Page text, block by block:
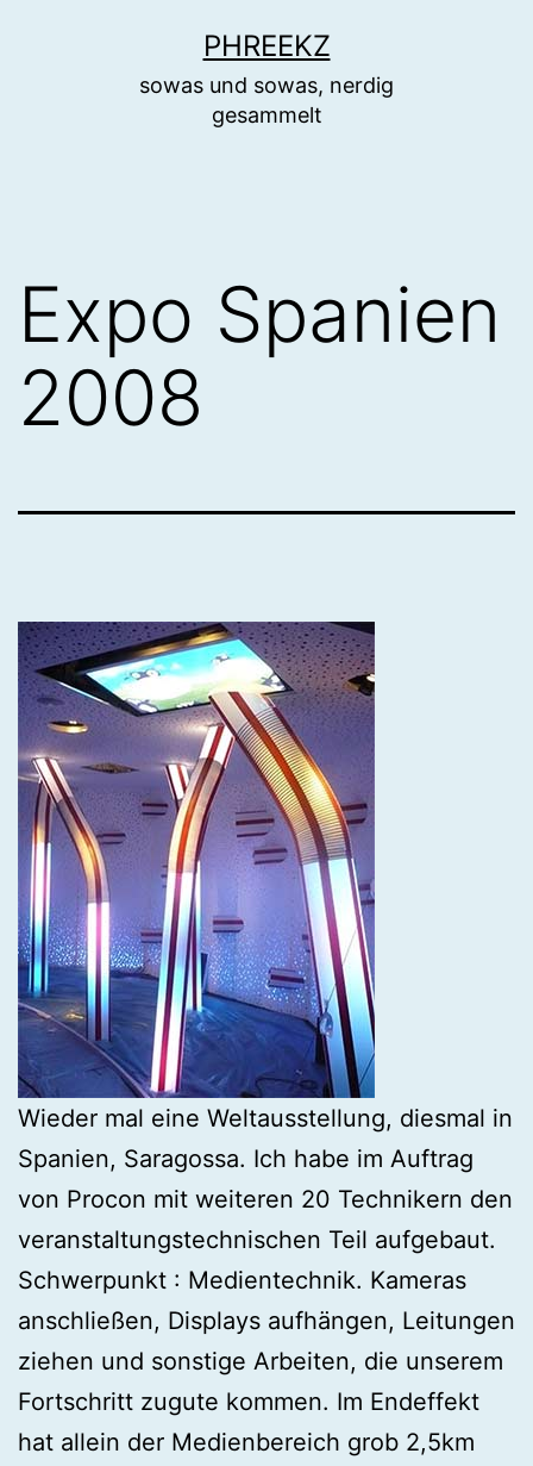
PHREEKZ
sowas und sowas, nerdig
gesammelt
Expo Spanien
2008
Wieder mal eine Weltausstellung, diesmal in
Spanien, Saragossa. Ich habe im Auftrag
von Procon mit weiteren 20 Technikern den
veranstaltungstechnischen Teil aufgebaut.
Schwerpunkt : Medientechnik. Kameras
anschließen, Displays aufhängen, Leitungen
ziehen und sonstige Arbeiten, die unserem
Fortschritt zugute kommen. Im Endeffekt
hat allein der Medienbereich grob 2,5km